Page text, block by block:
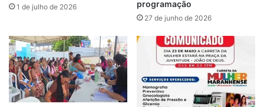
Projeto de Lei nº 227/24 que trata sobre o
incentivo à agricultura urbana. O PL reúne
objetivos estratégicos – entre eles o
incentivo às hortas comunitárias – para
melhorar a qualidade de vida na cidade,
contribuindo também para a
sustentabilidade ambiental.
1 de julho de 2026
programação
27 de junho de 2026